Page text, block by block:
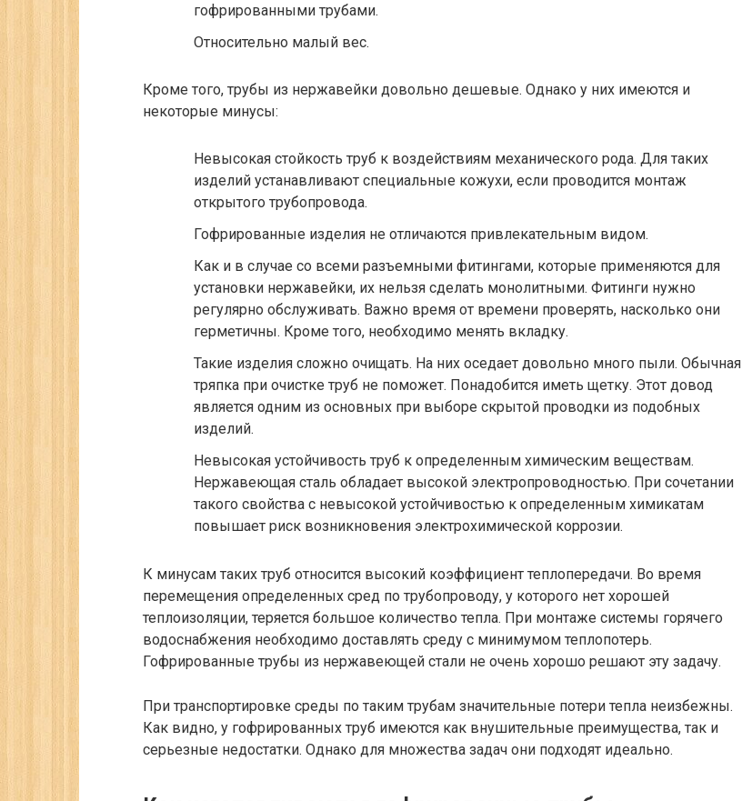
гофрированными трубами.
Относительно малый вес.
Кроме того, трубы из нержавейки довольно дешевые. Однако у них имеются и
некоторые минусы:
Невысокая стойкость труб к воздействиям механического рода. Для таких
изделий устанавливают специальные кожухи, если проводится монтаж
открытого трубопровода.
Гофрированные изделия не отличаются привлекательным видом.
Как и в случае со всеми разъемными фитингами, которые применяются для
установки нержавейки, их нельзя сделать монолитными. Фитинги нужно
регулярно обслуживать. Важно время от времени проверять, насколько они
герметичны. Кроме того, необходимо менять вкладку.
Такие изделия сложно очищать. На них оседает довольно много пыли. Обычная
тряпка при очистке труб не поможет. Понадобится иметь щетку. Этот довод
является одним из основных при выборе скрытой проводки из подобных
изделий.
Невысокая устойчивость труб к определенным химическим веществам.
Нержавеющая сталь обладает высокой электропроводностью. При сочетании
такого свойства с невысокой устойчивостью к определенным химикатам
повышает риск возникновения электрохимической коррозии.
К минусам таких труб относится высокий коэффициент теплопередачи. Во время
перемещения определенных сред по трубопроводу, у которого нет хорошей
теплоизоляции, теряется большое количество тепла. При монтаже системы горячего
водоснабжения необходимо доставлять среду с минимумом теплопотерь.
Гофрированные трубы из нержавеющей стали не очень хорошо решают эту задачу.
При транспортировке среды по таким трубам значительные потери тепла неизбежны.
Как видно, у гофрированных труб имеются как внушительные преимущества, так и
серьезные недостатки. Однако для множества задач они подходят идеально.